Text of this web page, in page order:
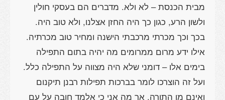
מבית הכנסת – לא ולא. מדברים הם בעסקי חולין
ולשון הרע, כגון כך היה החזן אצלנו, ולא טוב היה.
בכך וכך מכרתי מרכבתי הישנה ומחיר טוב מכרתיה.
אילו ידע מרום ממרומים מה יהיה בתום התפילה
בימים אלו – דומני שלא היה מצווה על התפילה כלל.
ועל זה הוצרכו לומר בברכות תפילות רבנן תיקנום
ואינם מן התורה. אך מה אני כי אלמד חובה על עם